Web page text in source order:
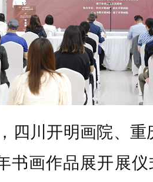
川开明画院、重
书画作品展开展